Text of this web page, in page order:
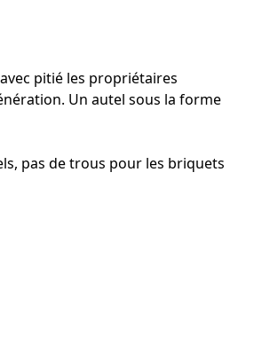
pitié les propriétaires
Un autel sous la forme
pas de trous pour les briquets